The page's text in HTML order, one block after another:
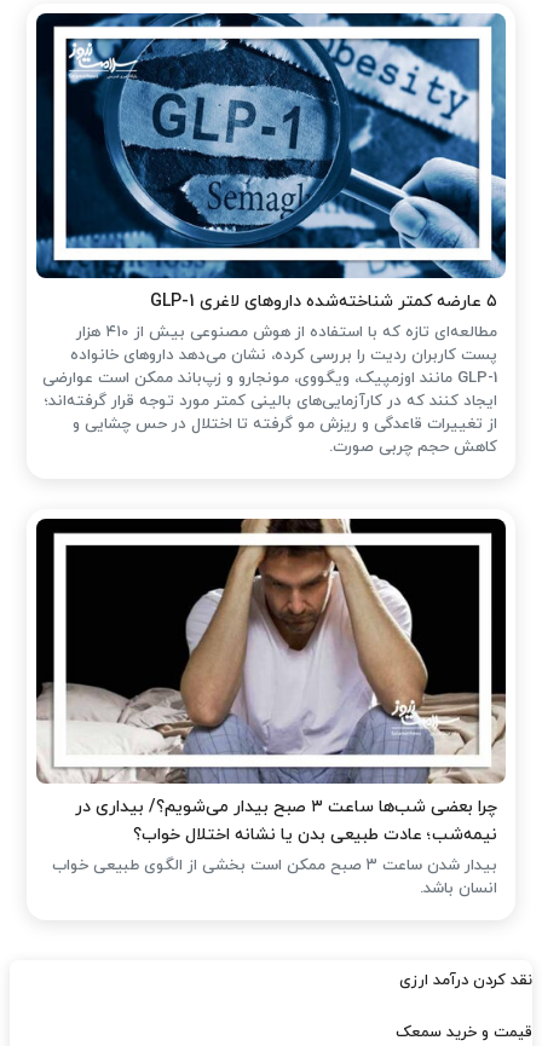
۵ عارضه کمتر شناخته‌شده داروهای لاغری GLP-1
مطالعه‌ای تازه که با استفاده از هوش مصنوعی بیش از ۴۱۰ هزار
پست کاربران ردیت را بررسی کرده، نشان می‌دهد داروهای خانواده
GLP-1 مانند اوزمپیک، ویگووی، مونجارو و زپ‌باند ممکن است عوارضی
ایجاد کنند که در کارآزمایی‌های بالینی کمتر مورد توجه قرار گرفته‌اند؛
از تغییرات قاعدگی و ریزش مو گرفته تا اختلال در حس چشایی و
کاهش حجم چربی صورت.
چرا بعضی شب‌ها ساعت ۳ صبح بیدار می‌شویم؟/ بیداری در
نیمه‌شب؛ عادت طبیعی بدن یا نشانه اختلال خواب؟
بیدار شدن ساعت ۳ صبح ممکن است بخشی از الگوی طبیعی خواب
انسان باشد.
نقد کردن درآمد ارزی
قیمت و خرید سمعک